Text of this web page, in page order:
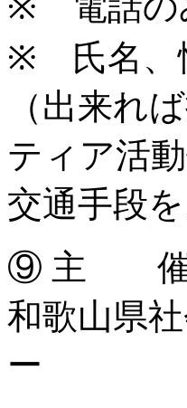
※ 氏名、
（出来れ
ティア活
交通手段
⑨ 主 催
和歌山県
ー